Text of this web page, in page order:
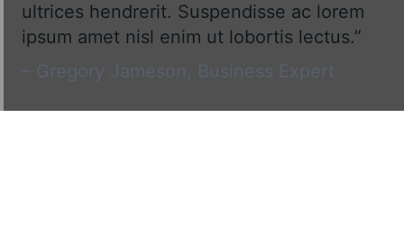
ultrices hendrerit. Suspendisse ac lorem
ipsum amet nisl enim ut lobortis lectus.”
– Gregory Jameson, Business Expert